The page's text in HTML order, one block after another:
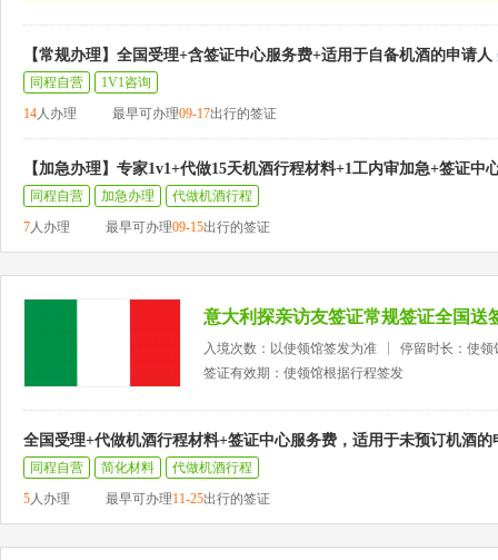
【常规办理】全国受理+含签证中心服务费+适用于自备机酒的申请人
同程自营
1V1咨询
14人办理 最早可办理09-17出行的签证
【加急办理】专家1v1+代做15天机酒行程材料+1工内审加急+签证中
同程自营 加急办理
代做机酒行程
7人办理 最早可办理09-15出行的签证
意大利探亲访友签证常规签证全国送
入境次数：以使领馆签发为准
停留时长：使领
签证有效期：使领馆根据行程签发
全国受理+代做机酒行程材料+签证中心服务费，适用于未预订机酒的
同程自营 简化材料
代做机酒行程
5人办理 最早可办理11-25出行的签证